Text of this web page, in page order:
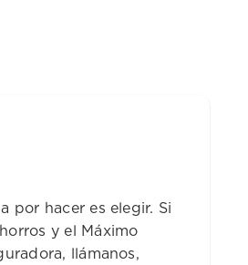
por hacer es elegir. Si
y el Máximo
llámanos,